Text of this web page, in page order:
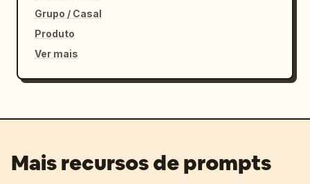
Grupo / Casal
Produto
Ver mais
Mais recursos de prompts